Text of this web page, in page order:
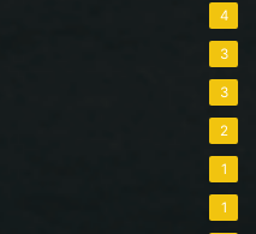
4
3
3
2
1
1